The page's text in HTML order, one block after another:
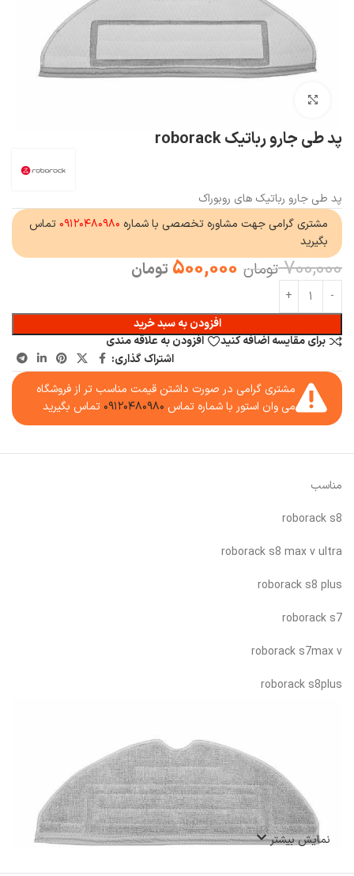
پد طی جارو رباتیک roborack
پد طی جارو رباتیک های روبوراک
مشتری گرامی جهت مشاوره تخصصی با شماره ۰۹۱۲۰۴۸۰۹۸۰ تماس
بگیرید
700,000 تومان 500,000 تومان
افزودن به سبد خرید
برای مقایسه اضافه کنید
افزودن به علاقه مندی
اشتراک گذاری:
مشتری گرامی در صورت داشتن قیمت مناسب تر از فروشگاه
می وان استور با شماره تماس ۰۹۱۲۰۴۸۰۹۸۰ تماس بگیرید
مناسب
roborack s8
roborack s8 max v ultra
roborack s8 plus
roborack s7
roborack s7max v
roborack s8plus
نمایش بیشتر